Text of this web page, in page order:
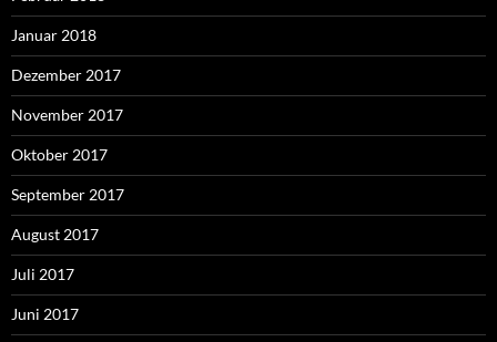
Januar 2018
Dezember 2017
November 2017
Oktober 2017
September 2017
August 2017
Juli 2017
Juni 2017